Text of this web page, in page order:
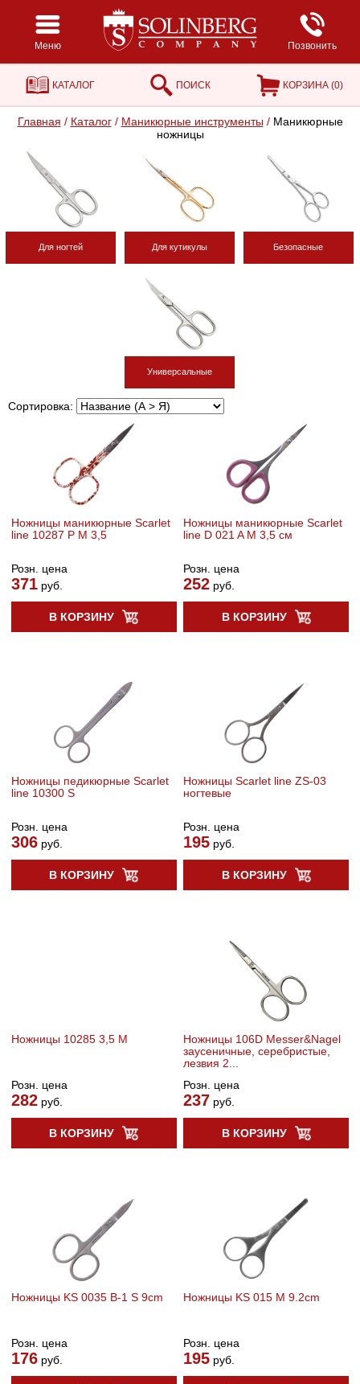
Меню Позвонить
КАТАЛОГ ПОИСК КОРЗИНА (0)
Главная / Каталог / Маникюрные инструменты /Маникюрные
ножницы
Для ногтей Для кутикулы Безопасные
Универсальные
Сортировка:
Ножницы маникюрные Scarlet
line 10287 P M 3,5
Розн. цена
371руб.
В КОРЗИНУ
Ножницы маникюрные Scarlet
line D 021 A M 3,5 см
Розн. цена
252 руб.
В КОРЗИНУ
Ножницы педикюрные Scarlet
line 10300 S
Розн. цена
306руб.
В КОРЗИНУ
Ножницы Scarlet line ZS-03
ногтевые
Розн. цена
195 руб.
В КОРЗИНУ
Ножницы 10285 3,5 М
Розн. цена
282руб.
В КОРЗИНУ
Ножницы 106D Messer&Nagel
заусеничные, серебристые,
лезвия 2...
Розн. цена
237 руб.
В КОРЗИНУ
Ножницы KS 0035 B-1 S 9cm
Розн. цена
176руб.
Ножницы KS 015 M 9.2cm
Розн. цена
195 руб.